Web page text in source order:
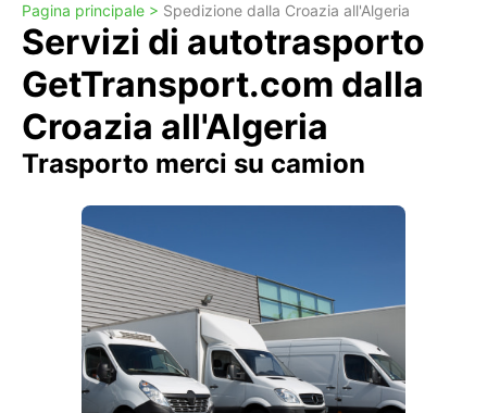
Pagina principale > Spedizione dalla Croazia all'Algeria
Servizi di autotrasporto
GetTransport.com dalla
Croazia all'Algeria
Trasporto merci su camion